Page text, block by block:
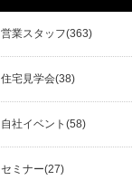
営業スタッフ(363)
住宅見学会(38)
自社イベント(58)
セミナー(27)